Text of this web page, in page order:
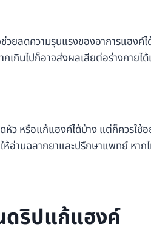
วยลดความรุนแรงของอาการแฮงค์
เกินไปก็อาจส่งผลเสียต่อร่างกายไ
ว หรือแก้แฮงค์ได้บ้าง แต่ก็ควรใช้อ
อ่านฉลากยาและปรึกษาแพทย์ หาก
ริปแก้แฮงค์